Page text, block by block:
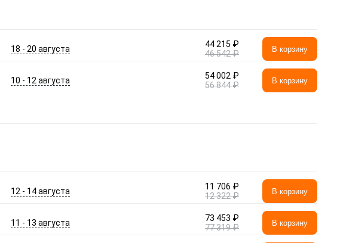
18 - 20 августа
44 215 ₽
46 542 ₽
В корзину
10 - 12 августа
54 002 ₽
56 844 ₽
В корзину
12 - 14 августа
11 706 ₽
12 322 ₽
В корзину
11 - 13 августа
73 453 ₽
77 319 ₽
В корзину